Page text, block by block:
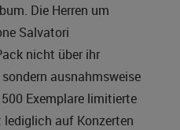
Die Herren um
Salvatori
nicht über ihr
sondern ausnahmsweise
Exemplare limitierte
lediglich auf Konzerten